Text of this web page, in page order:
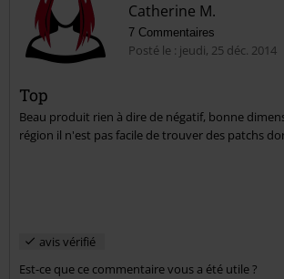
Envoyer le commentaire
Catherine M.
7 Commentaires
Posté le : jeudi, 25 déc. 2014
Top
Beau produit rien à dire de négatif, bonne
région il n'est pas facile de trouver des patchs
avis vérifié
Est-ce que ce commentaire vous a été utile ?